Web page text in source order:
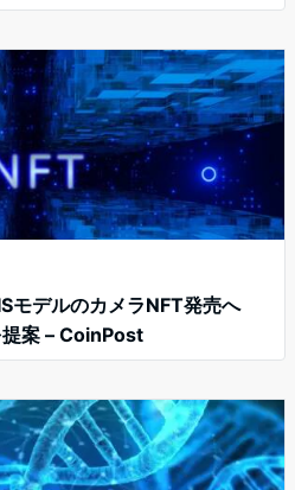
モデルのカメラNFT発売へ
提案 – CoinPost